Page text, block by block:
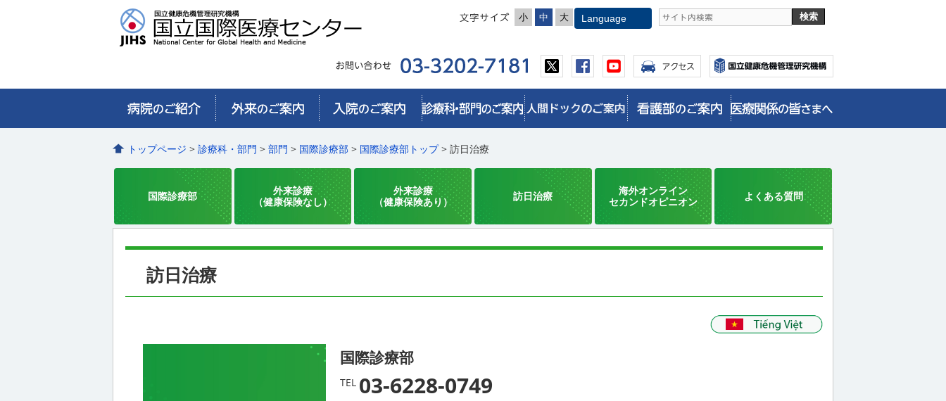
小 中 大
トップページ >診療科・部門 >部門 > 国際診療部 > 国際診療部トップ> 訪日治療
国際診療部
外来診療
（健康保険なし）
外来診療
（健康保険あり）
訪日治療
海外オンライン
セカンドオピニオン
よくある質問
訪日治療
国際診療部
TEL 03-6228-0749